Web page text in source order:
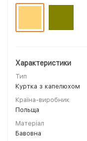
Характеристики
Тип
Куртка з капелюхом
Країна-виробник
Польща
Матеріал
Бавовна